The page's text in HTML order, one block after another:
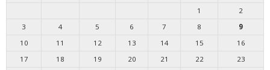
1
2
3
4 5 6 7 8
9
10
11 12 13 14 15
16
17
18 19 20 21 22
23